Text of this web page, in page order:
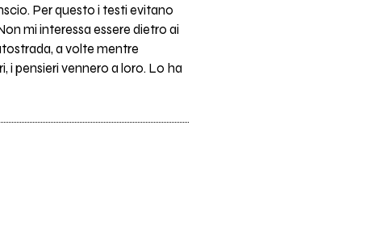
Per questo i testi evitano
mi interessa essere dietro ai
a volte mentre
i pensieri vennero a loro. Lo ha